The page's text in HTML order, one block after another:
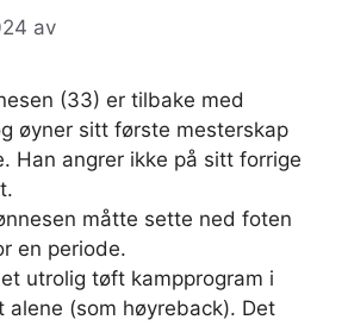
av
(33) er tilbake med
øyner sitt første mesterskap
Han angrer ikke på sitt forrige
måtte sette ned foten
en periode.
utrolig tøft kampprogram i
alene (som høyreback). Det